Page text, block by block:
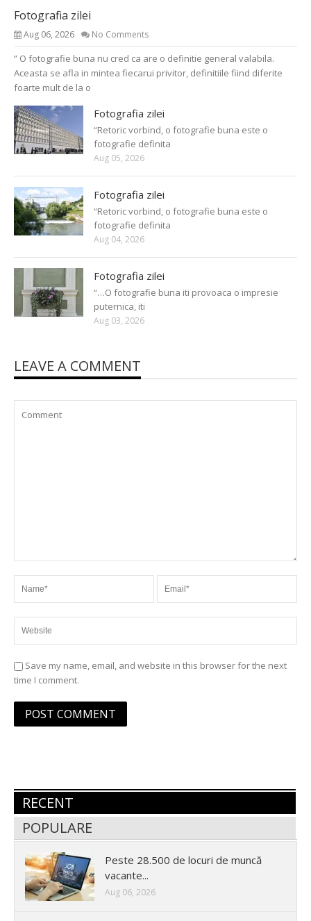
Fotografia zilei
Aug 06, 2026 No Comments
” O fotografie buna nu cred ca are o definitie general valabila.
Aceasta se afla in mintea fiecarui privitor, definitiile fiind diferite
foarte mult de la o
Fotografia zilei
“Retoric vorbind, o fotografie buna este o
fotografie definita
Aug 05, 2026
Fotografia zilei
“Retoric vorbind, o fotografie buna este o
fotografie definita
Aug 04, 2026
Fotografia zilei
“…O fotografie buna iti provoaca o impresie
puternica, iti
Aug 03, 2026
LEAVE A COMMENT
Save my name, email, and website in this browser for the next
time I comment.
RECENT
POPULARE
Peste 28.500 de locuri de muncă
vacante...
Aug 06, 2026